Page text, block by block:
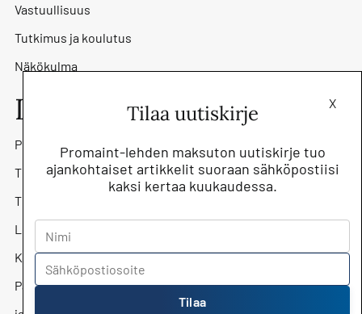
Vastuullisuus
Tutkimus ja koulutus
Näkökulma
Lehti
Promaint-lehti
Tilaa lehti
Tilaa uutiskirje
Lehtiarkisto
Kunnossapitoyhdistys Promaint ry
Päätoimittaja Jari Kostiainen
X
Tilaa uutiskirje
Promaint-lehden maksuton uutiskirje tuo
ajankohtaiset artikkelit suoraan sähköpostiisi
kaksi kertaa kuukaudessa.
Tilaa